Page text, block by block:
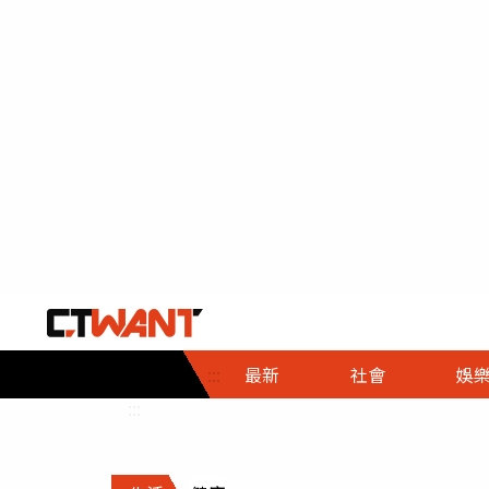
::: 最新 社會
社會首頁
時事
調查
娛樂
娛樂首頁
即時
財經首頁
熱線
政